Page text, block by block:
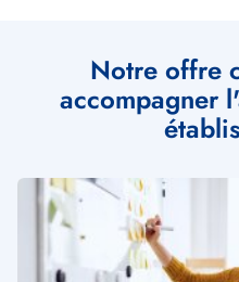
Notre offre
accompagner
Illustration
vignette